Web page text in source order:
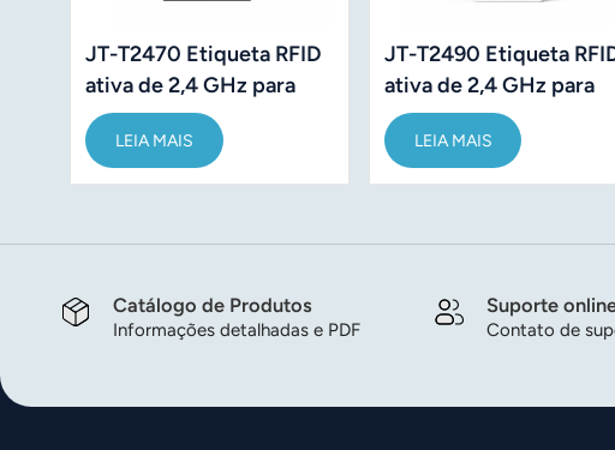
JT-T2470 Etiqueta RFID
ativa de 2,4 GHz para
controle de ativos
LEIA MAIS
JT-T2490 Etiqueta
ativa de 2,4 GHz para
gestão de inventário
com bateria substituível
LEIA MAIS
Catálogo de Produtos
Informações detalhadas e PDF
Suporte
Contato de